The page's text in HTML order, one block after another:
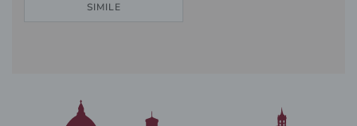
SIMILE